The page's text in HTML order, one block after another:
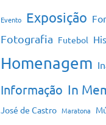
Evento Exposição
Fotografia Futebol
Homenagem
Informação In
José de Castro Maratona